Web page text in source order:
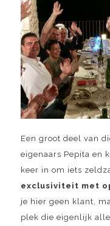
Een groot deel van
eigenaars Pepita en
keer in om iets
exclusiviteit met
je hier geen klant,
plek die eigenlijk